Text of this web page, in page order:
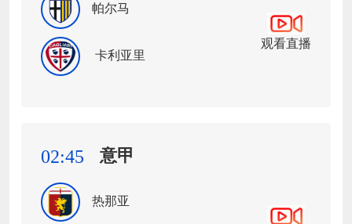
帕尔马
卡利亚里
观看直播
02:45 意甲
热那亚